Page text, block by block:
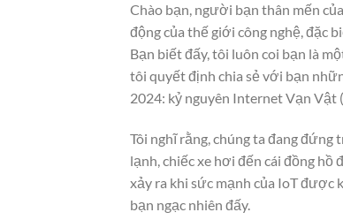
Chào bạn, người bạn thân mến
động của thế giới công nghệ, đặc
Bạn biết đấy, tôi luôn coi bạn là
tôi quyết định chia sẻ với bạn
2024: kỷ nguyên Internet Vạn Vật
Tôi nghĩ rằng, chúng ta đang
lạnh, chiếc xe hơi đến cái đồng
xảy ra khi sức mạnh của IoT được
bạn ngạc nhiên đấy.